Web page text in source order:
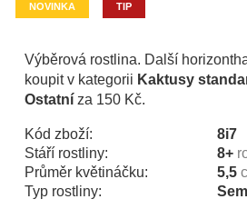
NOVINKA TIP
Výběrová rostlina. Další
koupit v kategorii Kaktusy
Ostatní za 150 Kč.
Kód zboží:
8i7
Stáří rostliny:
8+
Průměr květináčku:
5,5
Typ rostliny: